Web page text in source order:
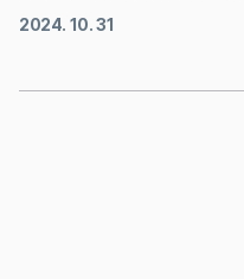
2024. 10. 31